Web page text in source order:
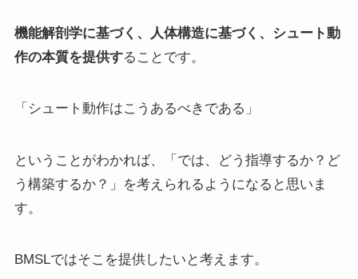
機能解剖学に基づく、人体構造に基づく、シュート動
作の本質を提供することです。
「シュート動作はこうあるべきである」
ということがわかれば、「では、どう指導するか？ど
う構築するか？」を考えられるようになると思いま
す。
BMSLではそこを提供したいと考えます。